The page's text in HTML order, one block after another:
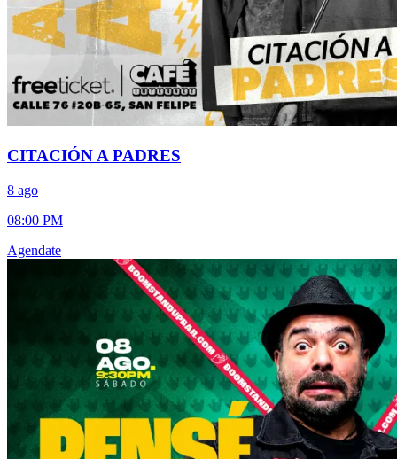
CITACIÓN A PADRES
8 ago
08:00 PM
Agendate